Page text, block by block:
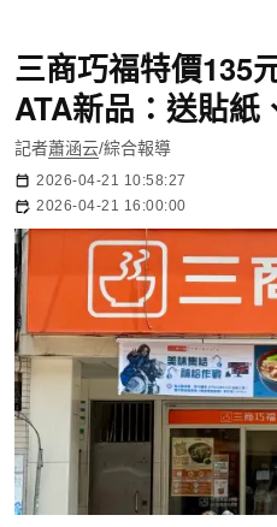
三商巧福特價135
ATA新品：送貼紙
記者蕭涵云/綜合報導
2026-04-21 10:58:27
2026-04-21 16:00:00